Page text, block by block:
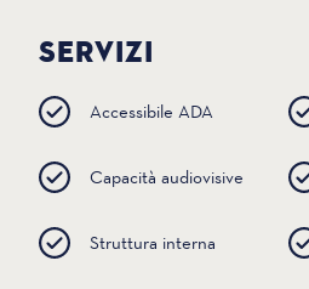
SERVIZI
Accessibile ADA
Capacità audiovisive
Struttura interna